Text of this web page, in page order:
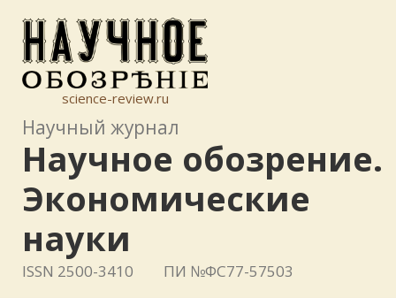
science-review.ru
Научный журнал
Научное обозрение.
Экономические
науки
ISSN 2500-3410 ПИ №ФС77-57503